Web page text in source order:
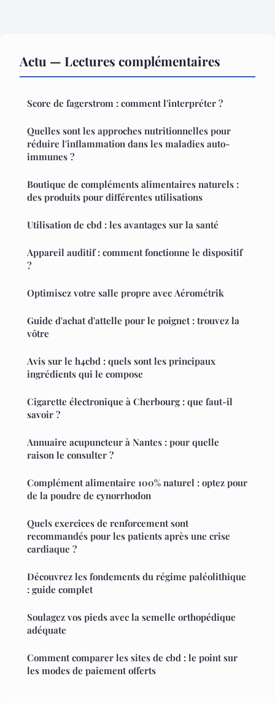
Actu — Lectures complémentaires
Score de fagerstrom : comment l'interpréter ?
Quelles sont les approches nutritionnelles pour
réduire l'inflammation dans les maladies auto-
immunes ?
Boutique de compléments alimentaires naturels :
des produits pour différentes utilisations
Utilisation de cbd : les avantages sur la santé
Appareil auditif : comment fonctionne le dispositif
?
Optimisez votre salle propre avec Aérométrik
Guide d'achat d'attelle pour le poignet : trouvez la
vôtre
Avis sur le h4cbd : quels sont les principaux
ingrédients qui le compose
Cigarette électronique à Cherbourg : que faut-il
savoir ?
Annuaire acupuncteur à Nantes : pour quelle
raison le consulter ?
Complément alimentaire 100% naturel : optez pour
de la poudre de cynorrhodon
Quels exercices de renforcement sont
recommandés pour les patients après une crise
cardiaque ?
Découvrez les fondements du régime paléolithique
: guide complet
Soulagez vos pieds avec la semelle orthopédique
adéquate
Comment comparer les sites de cbd : le point sur
les modes de paiement offerts